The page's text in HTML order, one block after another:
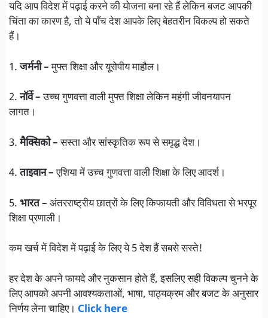
यदि आप विदेश में पढ़ाई करने की योजना बना रहे हैं लेकिन बजट आपकी
चिंता का कारण है, तो ये पाँच देश आपके लिए बेहतरीन विकल्प हो सकते
हैं।
1. जर्मनी –मुफ्त शिक्षा और यूरोपीय माहौल।
2. नॉर्वे –उच्च गुणवत्ता वाली मुफ्त शिक्षा लेकिन महंगी जीवनयापन
लागत।
3. मैक्सिको –सस्ता और सांस्कृतिक रूप से समृद्ध देश।
4. ताइवान –एशिया में उच्च गुणवत्ता वाली शिक्षा के लिए आदर्श।
5. भारत – अंतरराष्ट्रीय छात्रों के लिए किफायती और विविधता से भरपूर
शिक्षा प्रणाली।
कम खर्च में विदेश में पढ़ाई के लिए ये 5 देश हैं सबसे सस्ते!
हर देश के अपने फायदे और नुकसान होते हैं, इसलिए सही विकल्प चुनने के
लिए आपको अपनी आवश्यकताओं, भाषा, पाठ्यक्रम और बजट के अनुसार
निर्णय लेना चाहिए। Click here